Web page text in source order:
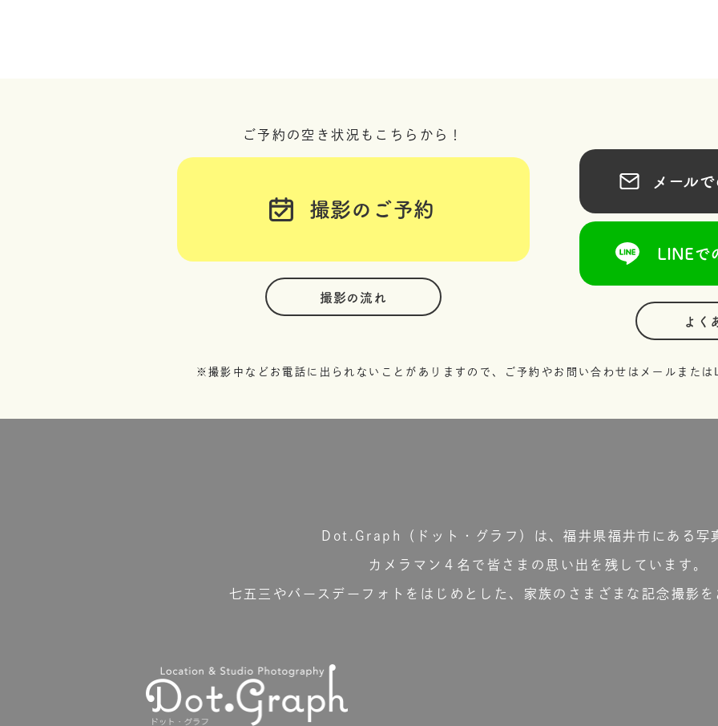
ご予約の空き状況もこちらから！
撮影のご予約
撮影の流れ
メールで
LINEでの
よく
※撮影中などお電話に出られないことがありますので、ご予約やお問い合わせはメールまたは
Dot.Graph（ドット・グラフ）は、福井県福井市にある写
カメラマン４名で皆さまの思い出を残しています。
七五三やバースデーフォトをはじめとした、家族のさまざまな記念撮影を